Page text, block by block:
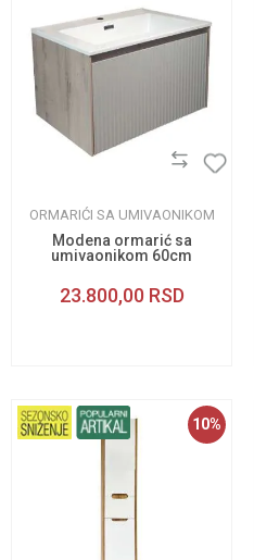
ORMARIĆI SA UMIVAONIKOM
Modena ormarić sa
umivaonikom 60cm
23.800,00 RSD
10%